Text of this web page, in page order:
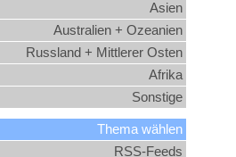
Asien
Australien + Ozeanien
Russland + Mittlerer Osten
Afrika
Sonstige
Thema wählen
RSS-Feeds